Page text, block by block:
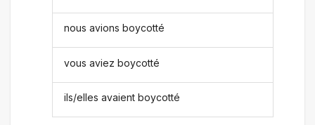
nous avions boycotté
vous aviez boycotté
ils/elles avaient boycotté